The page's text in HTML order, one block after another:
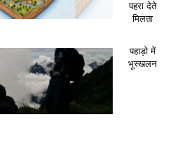
पहरा देते
मिलता
पहाड़ो में
भूस्खलन